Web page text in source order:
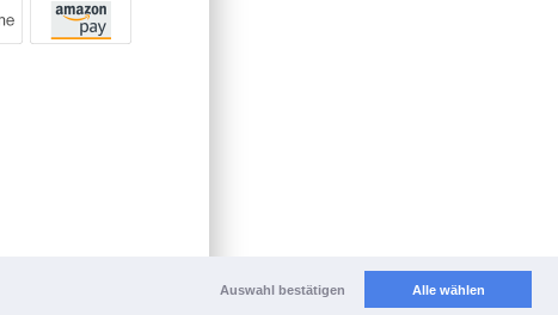
Auswahl bestätigen Alle wählen